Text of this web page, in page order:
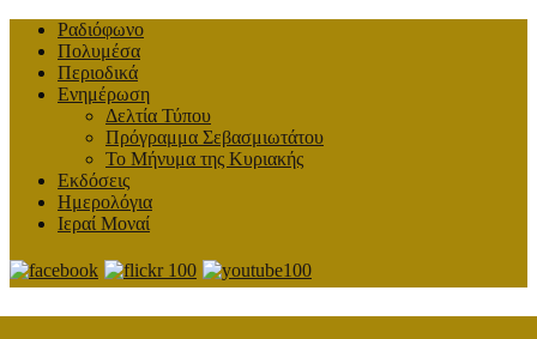
Ραδιόφωνο
Πολυμέσα
Περιοδικά
Ενημέρωση
Δελτία Τύπου
Πρόγραμμα Σεβασμιωτάτου
Το Μήνυμα της Κυριακής
Εκδόσεις
Ημερολόγια
Ιεραί Μοναί